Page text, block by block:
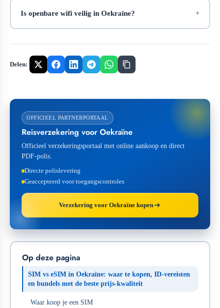
Is openbare wifi veilig in Oekraïne?
Delen:
OFFICIEEL PARTNERPORTAAL
Reisverzekering voor Oekraïne
Officieel verzekeringsportaal met online aankoop en direct
PDF-polis.
Directe polislevering
Geaccepteerd voor toegangscontroles
Verzekering voor Oekraïne kopen
Op deze pagina
SIM vs eSIM in Oekraïne: waar te kopen, ID-vereisten
en bundels met de beste prijs-kwaliteit
Waar koop je een SIM